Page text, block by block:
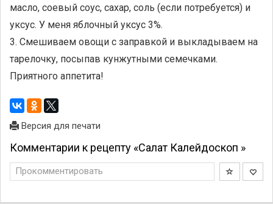
масло, соевый соус, сахар, соль (если потребуется) и
уксус. У меня яблочный уксус 3%.
3. Смешиваем овощи с заправкой и выкладываем на
тарелочку, посыпав кунжутными семечками.
Приятного аппетита!
Версия для печати
Комментарии к рецепту «Салат Калейдоскоп »
Прокомментировать